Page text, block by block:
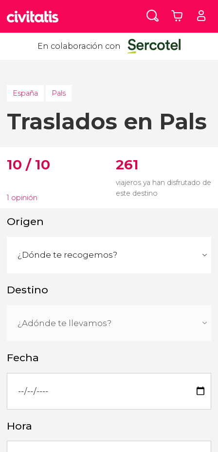
En colaboración con
España Pals
Traslados en Pals
10 / 10
1 opinión
261
viajeros ya han disfrutado de
este destino
Origen
Destino
Fecha
Hora